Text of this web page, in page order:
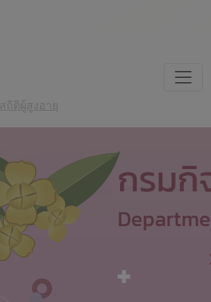
สถิติผู้สูงอายุ